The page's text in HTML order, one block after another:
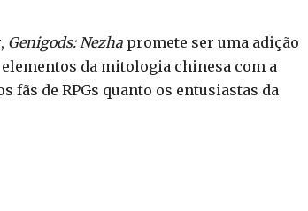
Genigods: Nezha promete ser uma adição
da mitologia chinesa com a
de RPGs quanto os entusiastas da